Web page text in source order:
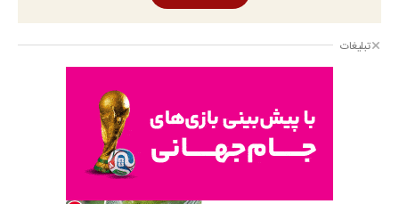
تبلیغات